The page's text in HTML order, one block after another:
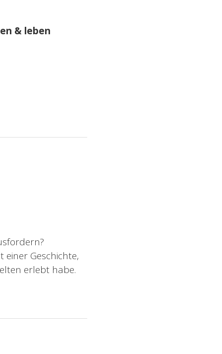
& leben
Geschichte,
erlebt habe.